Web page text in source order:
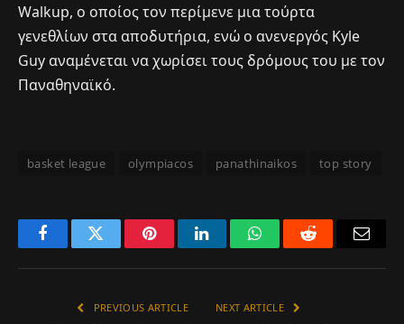
Walkup, ο οποίος τον περίμενε μια τούρτα
γενεθλίων στα αποδυτήρια, ενώ ο ανενεργός Kyle
Guy αναμένεται να χωρίσει τους δρόμους του με τον
Παναθηναϊκό.
basket league olympiacos panathinaikos top story
FacebookTwitter PinterestLinkedInWhatsAppReddit
PREVIOUS ARTICLE NEXT ARTICLE